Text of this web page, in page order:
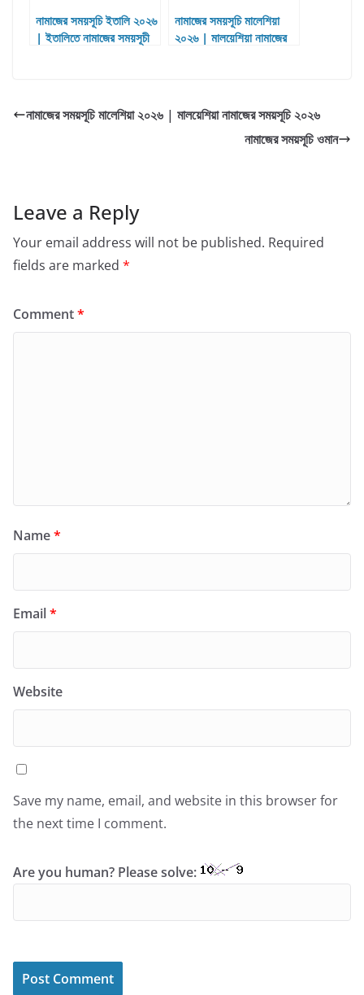
নামাজের সময়সূচি ইতালি ২০২৬
| ইতালিতে নামাজের সময়সূচী
নামাজের সময়সূচি মালেশিয়া
২০২৬ | মালয়েশিয়া নামাজের
নামাজের সময়সূচি মালেশিয়া ২০২৬ | মালয়েশিয়া নামাজের সময়সূচি ২০২৬
নামাজের সময়সূচি ওমান
Leave a Reply
Your email address will not be published. Required
fields are marked *
Comment*
Name*
Email*
Website
Save my name, email, and website in this browser for
the next time I comment.
Are you human? Please solve: